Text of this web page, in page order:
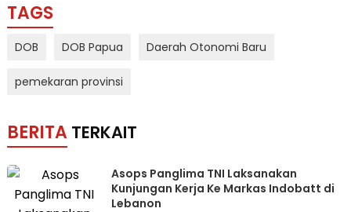
TAGS
DOB DOB Papua Daerah Otonomi Baru
pemekaran provinsi
BERITA TERKAIT
Asops Panglima TNI Laksanakan
Kunjungan Kerja Ke Markas Indobatt di
Lebanon